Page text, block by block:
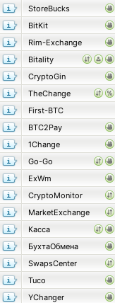
StoreBucks
BitKit
Rim-Exchange
Bitality
CryptoGin
TheChange
First-BTC
BTC2Pay
1Change
Go-Go
ExWm
CryptoMonitor
MarketExchange
Касса
БухтаОбмена
SwapsCenter
Tuco
YChanger